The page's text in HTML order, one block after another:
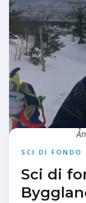
SCI DI FONDO
Sci di